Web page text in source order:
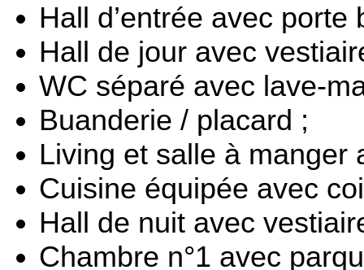
Hall d’entrée avec porte
Hall de jour avec
WC séparé avec lave-
Buanderie / placard ;
Living et salle à manger
Cuisine équipée avec
Hall de nuit avec
Chambre n°1 avec